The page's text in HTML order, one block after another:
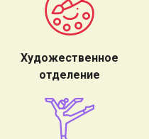
Художественное
отделение